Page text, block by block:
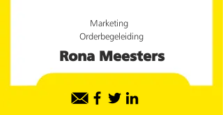
Marketing
Orderbegeleiding
Rona Meesters